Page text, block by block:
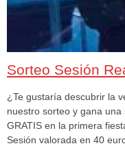
Sorteo Sesión
¿Te gustaría descubrir la
nuestro sorteo y gana
GRATIS en la primera
Sesión valorada en 40